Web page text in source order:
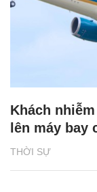
THỜI SỰ
Khách
lên máy bay